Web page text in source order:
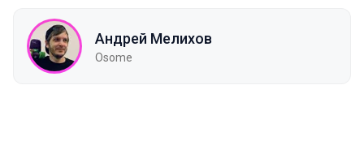
Андрей Мелихов
Osome